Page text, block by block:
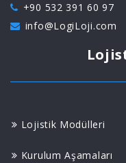
+90 532 391 60 97
info@LogiLoji.com
Lojistik Modülleri
Kurulum Aşamaları